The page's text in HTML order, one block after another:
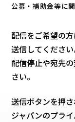
公募・補助金等に
配信をご希望の
送信してください
配信停止や宛先の
さい。
送信ボタンを押
ジャパンのプラ